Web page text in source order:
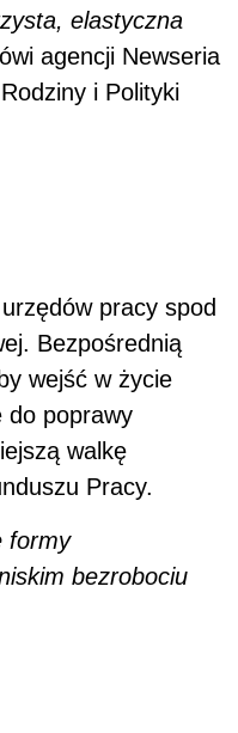
elastyczna
agencji Newseria
i Polityki
pracy spod
Bezpośrednią
wejść w życie
do poprawy
walkę
Pracy.
formy
bezrobociu